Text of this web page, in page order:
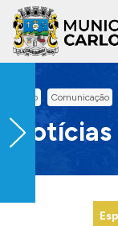
Ir para conteúdo
Inicio Comunicação
Notícias